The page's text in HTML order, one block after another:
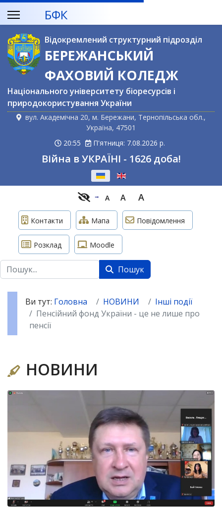
БФК
Відокремлений структурний підрозділ
БЕРЕЖАНСЬКИЙ
ФАХОВИЙ КОЛЕДЖ
Національного університету біоресурсів і
природокористування України
вул. Академічна 20, м. Бережани, Тернопільська обл.,
Україна, 47501
20:55
П'ятниця: 7.08.2026 р.
Війна в УКРАЇНІ - 1626 доба!
A A A
Контакти Мапа Повідомлення
Розклад Moodle
Пошук Пошук
Ви тут: Головна НОВИНИ
Інші події
Пенсійний фонд України - це не лише про
пенсії
НОВИНИ